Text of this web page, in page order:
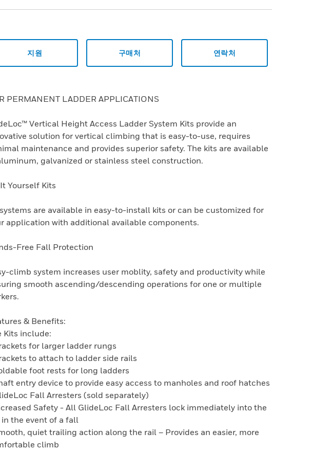
지원 구매처 연락처
PERMANENT LADDER APPLICATIONS
Vertical Height Access Ladder System Kits provide an
solution for vertical climbing that is easy-to-use, requires
maintenance and provides superior safety. The kits are available
galvanized or stainless steel construction.
Yourself Kits
are available in easy-to-install kits or can be customized for
application with additional available components.
Free Fall Protection
climb system increases user moblity, safety and productivity while
smooth ascending/descending operations for one or multiple
& Benefits:
Kits include:
for larger ladder rungs
to attach to ladder side rails
foot rests for long ladders
entry device to provide easy access to manholes and roof hatches
Fall Arresters (sold separately)
Safety - All GlideLoc Fall Arresters lock immediately into the
in the event of a fall
quiet trailing action along the rail – Provides an easier, more
climb